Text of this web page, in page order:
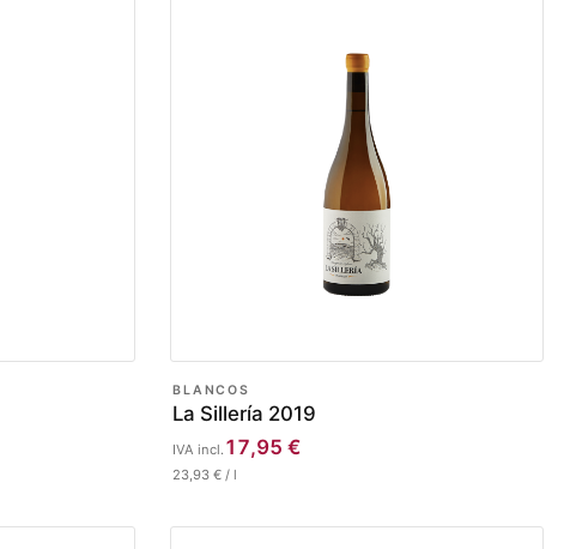
BLANCOS
La Sillería 2019
17,95 €
IVA incl.
23,93 € / l